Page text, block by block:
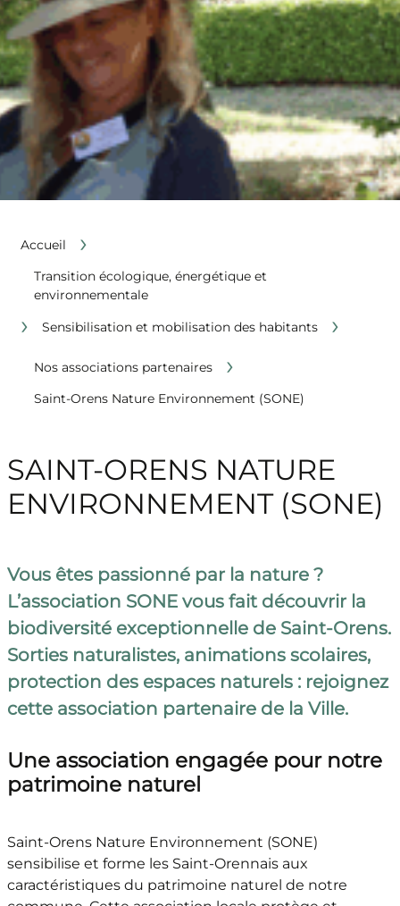
Accueil ›
Transition écologique, énergétique et
environnementale
› Sensibilisation et mobilisation des habitants ›
Nos associations partenaires ›
Saint-Orens Nature Environnement (SONE)
SAINT-ORENS NATURE
ENVIRONNEMENT (SONE)
Vous êtes passionné par la nature ?
L’association SONE vous fait découvrir la
biodiversité exceptionnelle de Saint-Orens.
Sorties naturalistes, animations scolaires,
protection des espaces naturels : rejoignez
cette association partenaire de la Ville.
Une association engagée pour notre
patrimoine naturel
Saint-Orens Nature Environnement (SONE)
sensibilise et forme les Saint-Orennais aux
caractéristiques du patrimoine naturel de notre